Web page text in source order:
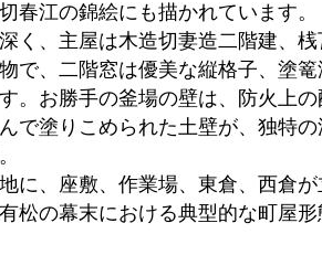
春江の錦絵にも描かれています。
く、主屋は木造切妻造二階建、桟
で、二階窓は優美な縦格子、塗篭
。お勝手の釜場の壁は、防火上の
で塗りこめられた土壁が、独特の
に、座敷、作業場、東倉、西倉が
松の幕末における典型的な町屋形